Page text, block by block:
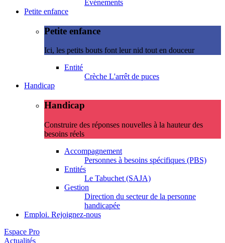
Evénements
Petite enfance
Petite enfance
Ici, les petits bouts font leur nid tout en douceur
Entité
Crèche L'arrêt de puces
Handicap
Handicap
Construire des réponses nouvelles à la hauteur des
besoins réels
Accompagnement
Personnes à besoins spécifiques (PBS)
Entités
Le Tabuchet (SAJA)
Gestion
Direction du secteur de la personne
handicapée
Emploi. Rejoignez-nous
Espace Pro
Actualités